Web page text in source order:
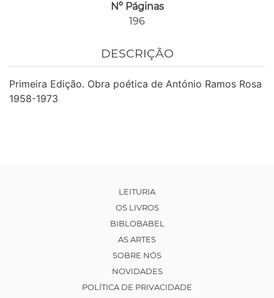
Nº Páginas
196
DESCRIÇÃO
Primeira Edição. Obra poética de António Ramos Rosa
1958-1973
LEITURIA
OS LIVROS
BIBLOBABEL
AS ARTES
SOBRE NÓS
NOVIDADES
POLÍTICA DE PRIVACIDADE